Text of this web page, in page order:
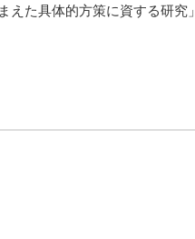
た具体的方策に資する研究」